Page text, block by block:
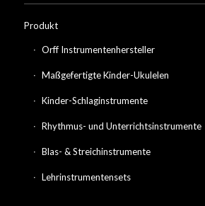
Produkt
Orff Instrumentenhersteller
Maßgefertigte Kinder-Ukulelen
Kinder-Schlaginstrumente
Rhythmus- und Unterrichtsinstrumente
Blas- & Streichinstrumente
Lehrinstrumentensets